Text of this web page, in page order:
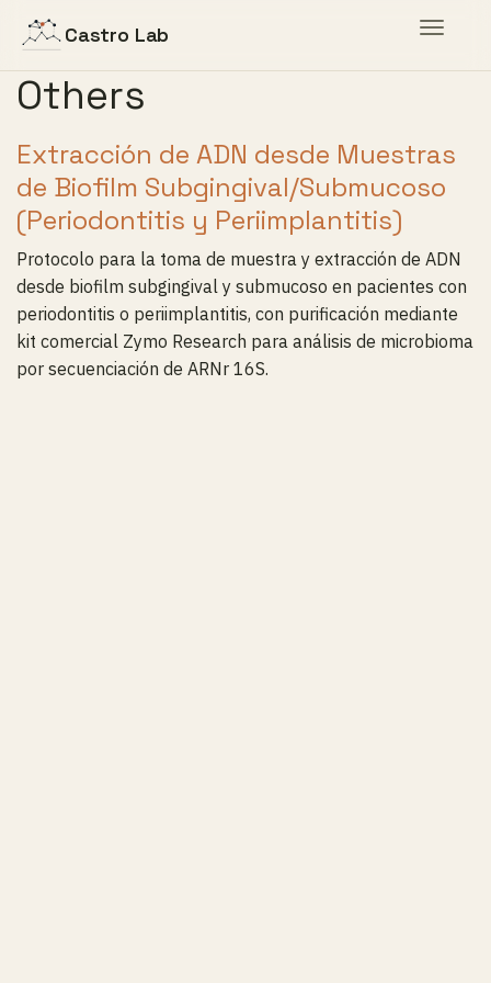
Toggle
Castro Lab
Others
Extracción de ADN desde Muestras
de Biofilm Subgingival/Submucoso
(Periodontitis y Periimplantitis)
Protocolo para la toma de muestra y extracción de ADN
desde biofilm subgingival y submucoso en pacientes con
periodontitis o periimplantitis, con purificación mediante
kit comercial Zymo Research para análisis de microbioma
por secuenciación de ARNr 16S.